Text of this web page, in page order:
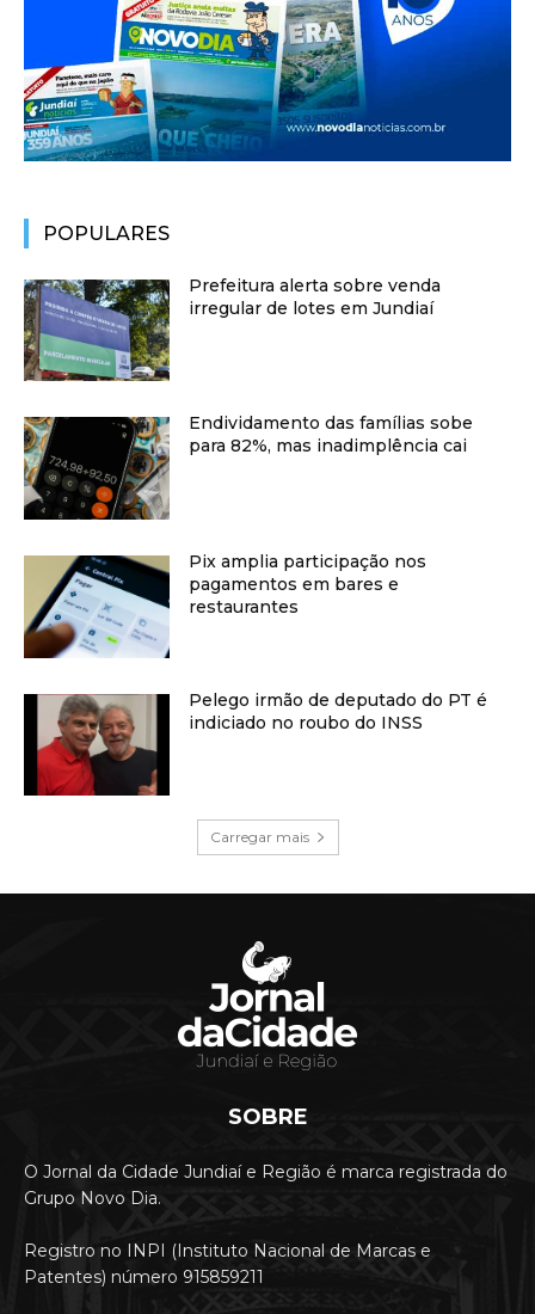
POPULARES
Prefeitura alerta sobre venda
irregular de lotes em Jundiaí
Endividamento das famílias sobe
para 82%, mas inadimplência cai
Pix amplia participação nos
pagamentos em bares e
restaurantes
Pelego irmão de deputado do PT é
indiciado no roubo do INSS
Carregar mais
SOBRE
O Jornal da Cidade Jundiaí e Região é marca registrada do
Grupo Novo Dia.
Registro no INPI (Instituto Nacional de Marcas e
Patentes) número 915859211